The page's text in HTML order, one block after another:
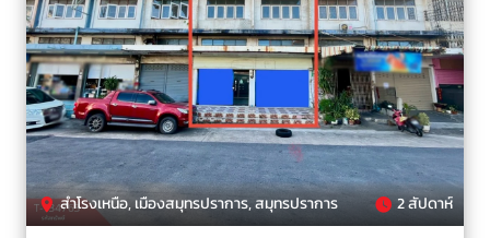
สำโรงเหนือ, เมืองสมุทรปราการ, สมุทรปราการ 2 สัปดาห์